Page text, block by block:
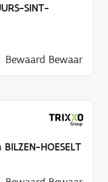
SINT-
Bewaard Bewaar
BILZEN-HOESELT